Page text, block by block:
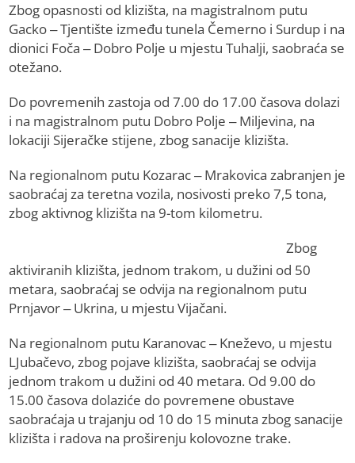
Zbog opasnosti od klizišta, na magistralnom putu
Gacko – Tjentište između tunela Čemerno i Surdup i na
dionici Foča – Dobro Polje u mjestu Tuhalji, saobraća se
otežano.
Do povremenih zastoja od 7.00 do 17.00 časova dolazi
i na magistralnom putu Dobro Polje – Miljevina, na
lokaciji Sijeračke stijene, zbog sanacije klizišta.
Na regionalnom putu Kozarac – Mrakovica zabranjen je
saobraćaj za teretna vozila, nosivosti preko 7,5 tona,
zbog aktivnog klizišta na 9-tom kilometru.
Zbog
aktiviranih klizišta, jednom trakom, u dužini od 50
metara, saobraćaj se odvija na regionalnom putu
Prnjavor – Ukrina, u mjestu Vijačani.
Na regionalnom putu Karanovac – Kneževo, u mjestu
LJubačevo, zbog pojave klizišta, saobraćaj se odvija
jednom trakom u dužini od 40 metara. Od 9.00 do
15.00 časova dolaziće do povremene obustave
saobraćaja u trajanju od 10 do 15 minuta zbog sanacije
klizišta i radova na proširenju kolovozne trake.